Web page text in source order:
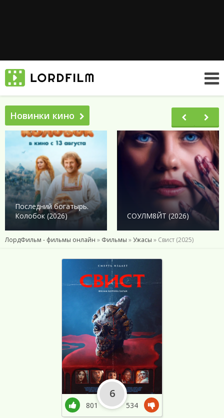
Новинки кино
Последний богатырь.
Колобок (2026)
СОУЛМ8ЙТ (2026)
ЛордФильм - фильмы онлайн » Фильмы »Ужасы » Свист (2025)
801
6
534